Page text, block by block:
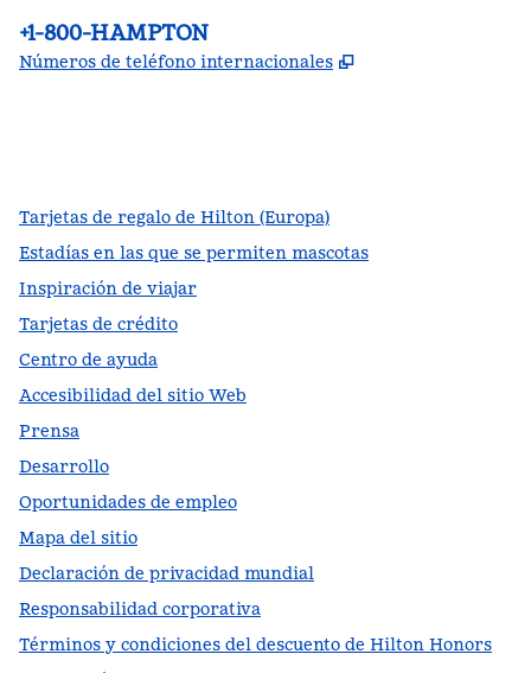
Teléfono:
+1-800-HAMPTON
Números de teléfono internacionales ,
Tarjetas de regalo de Hilton (Europa)
Estadías en las que se permiten mascotas
Inspiración de viajar
Tarjetas de crédito
Centro de ayuda
Accesibilidad del sitio Web
Prensa
Desarrollo
Oportunidades de empleo
Mapa del sitio
Declaración de privacidad mundial
Responsabilidad corporativa
Términos y condiciones del descuento de Hilton Honors